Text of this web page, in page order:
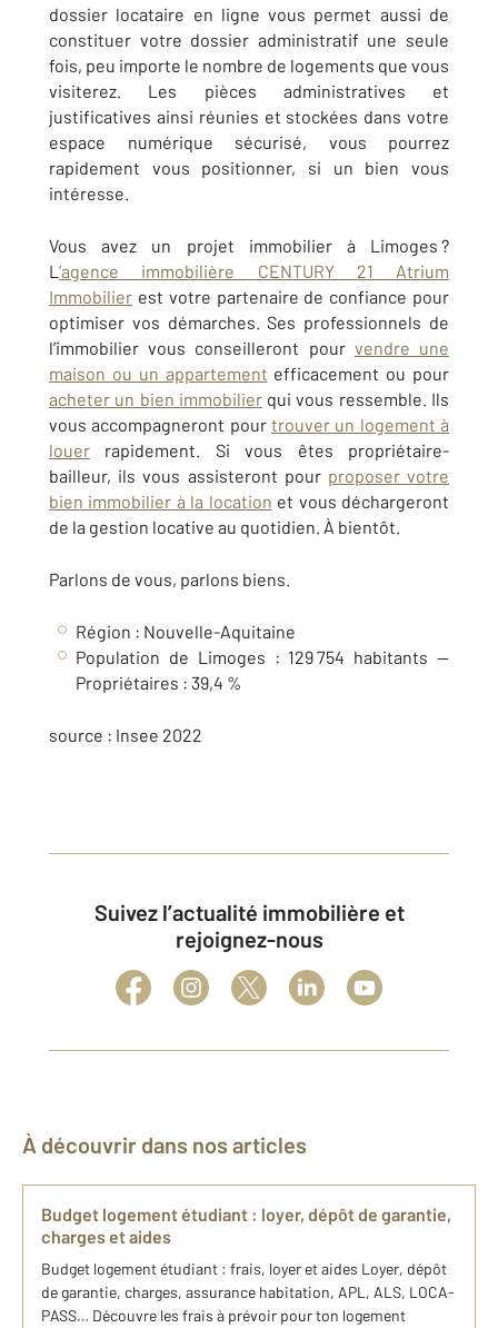
dossier locataire en ligne vous permet aussi de
constituer votre dossier administratif une seule
fois, peu importe le nombre de logements que vous
visiterez. Les pièces administratives et
justificatives ainsi réunies et stockées dans votre
espace numérique sécurisé, vous pourrez
rapidement vous positionner, si un bien vous
intéresse.
Vous avez un projet immobilier à Limoges ?
L ’agence immobilière CENTURY 21 Atrium
Immobilier est votre partenaire de confiance pour
optimiser vos démarches. Ses professionnels de
l’immobilier vous conseilleront pour vendre une
maison ou un appartement efficacement ou pour
acheter un bien immobilierqui vous ressemble. Ils
vous accompagneront pour trouver un logement à
louer rapidement. Si vous êtes propriétaire-
bailleur, ils vous assisteront pour proposer votre
bien immobilier à la location et vous déchargeront
de la gestion locative au quotidien. À bientôt.
Parlons de vous, parlons biens.
Région : Nouvelle-Aquitaine
Population de Limoges : 129 754 habitants —
Propriétaires : 39,4 %
source : Insee 2022
Suivez l’actualité immobilière et
rejoignez-nous
À découvrir dans nos articles
Budget logement étudiant : loyer, dépôt de garantie,
charges et aides
Budget logement étudiant : frais, loyer et aides Loyer, dépôt
de garantie, charges, assurance habitation, APL, ALS, LOCA-
PASS… Découvre les frais à prévoir pour ton logement